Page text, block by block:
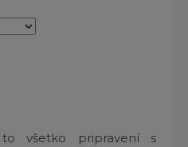
všetko pripravení s